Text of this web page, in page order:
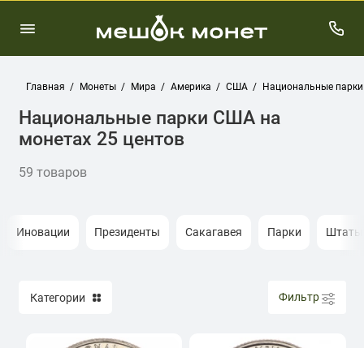
Главная Монеты Мира Америка США Национальные парки
Национальные парки США на
монетах 25 центов
59 товаров
Иновации Президенты Сакагавея Парки Штаты
Категории Фильтр